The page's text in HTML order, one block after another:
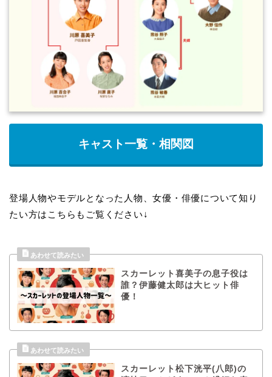
キャスト一覧・相関図
登場人物やモデルとなった人物、女優・俳優について知り
たい方はこちらもご覧ください↓
スカーレット喜美子の息子役は
誰？伊藤健太郎は大ヒット俳
優！
スカーレット松下洸平(八郎)の